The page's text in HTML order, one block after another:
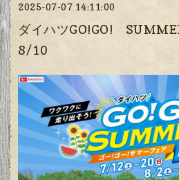
2025-07-07 14:11:00
ダイハツGO!GO!
8/10